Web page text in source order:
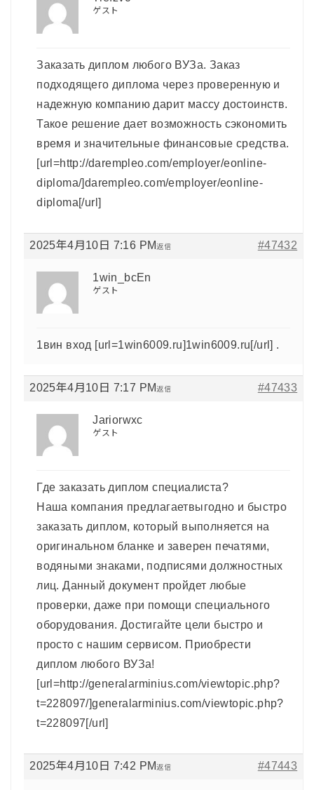
ゲスト
Заказать диплом любого ВУЗа. Заказ
подходящего диплома через проверенную и
надежную компанию дарит массу достоинств.
Такое решение дает возможность сэкономить
время и значительные финансовые средства.
[url=http://darempleo.com/employer/eonline-
diploma/]darempleo.com/employer/eonline-
diploma[/url]
2025年4月10日 7:16 PM #47432
返信
1win_bcEn
ゲスト
1вин вход [url=1win6009.ru]1win6009.ru[/url] .
2025年4月10日 7:17 PM #47433
返信
Jariorwxc
ゲスト
Где заказать диплом специалиста?
Наша компания предлагаетвыгодно и быстро
заказать диплом, который выполняется на
оригинальном бланке и заверен печатями,
водяными знаками, подписями должностных
лиц. Данный документ пройдет любые
проверки, даже при помощи специального
оборудования. Достигайте цели быстро и
просто с нашим сервисом. Приобрести
диплом любого ВУЗа!
[url=http://generalarminius.com/viewtopic.php?
t=228097/]generalarminius.com/viewtopic.php?
t=228097[/url]
2025年4月10日 7:42 PM #47443
返信